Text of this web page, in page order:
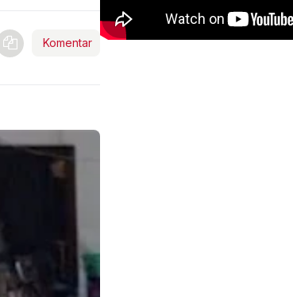
Komentar